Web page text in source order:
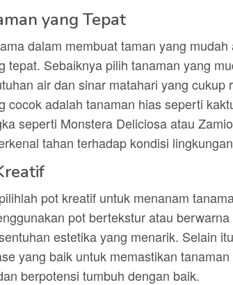
yang Tepat
dalam membuat taman yang mudah
tepat. Sebaiknya pilih tanaman yang
air dan sinar matahari yang cukup
cocok adalah tanaman hias seperti
seperti Monstera Deliciosa atau
tahan terhadap kondisi
pot kreatif untuk menanam
pot bertekstur atau
estetika yang menarik. Selain
yang baik untuk memastikan
berpotensi tumbuh dengan baik.